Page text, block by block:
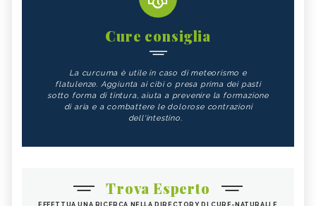
Cure consiglia
La curcuma è utile in caso di meteorismo e
flatulenze. Aggiunta ai cibi o presa prima dei pasti
sotto forma di tintura, aiuta a prevenire la formazione
di aria e a combattere le dolorose contrazioni
dell'intestino.
Trova Esperto
EFFETTUA UNA RICERCA NELLA DIRECTORY DI CURE-NATURALI E